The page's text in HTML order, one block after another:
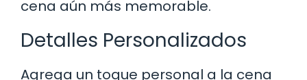
cena aún más memorable.
Detalles Personalizados
Agrega un toque personal a la cena